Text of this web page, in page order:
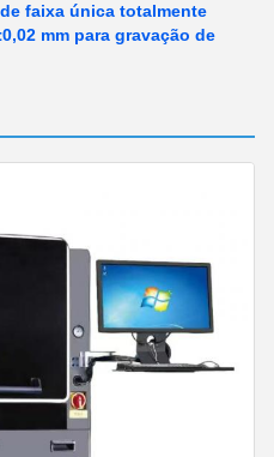
faixa única totalmente
mm para gravação de